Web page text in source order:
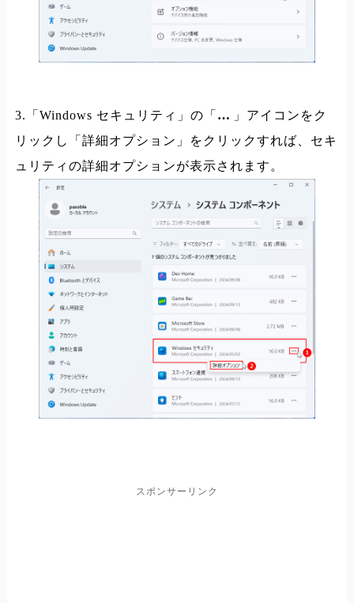
3.「Windows セキュリティ」の「 … 」アイコンをク
リックし「詳細オプション」をクリックすれば、セキ
ュリティの詳細オプションが表示されます。
スポンサーリンク